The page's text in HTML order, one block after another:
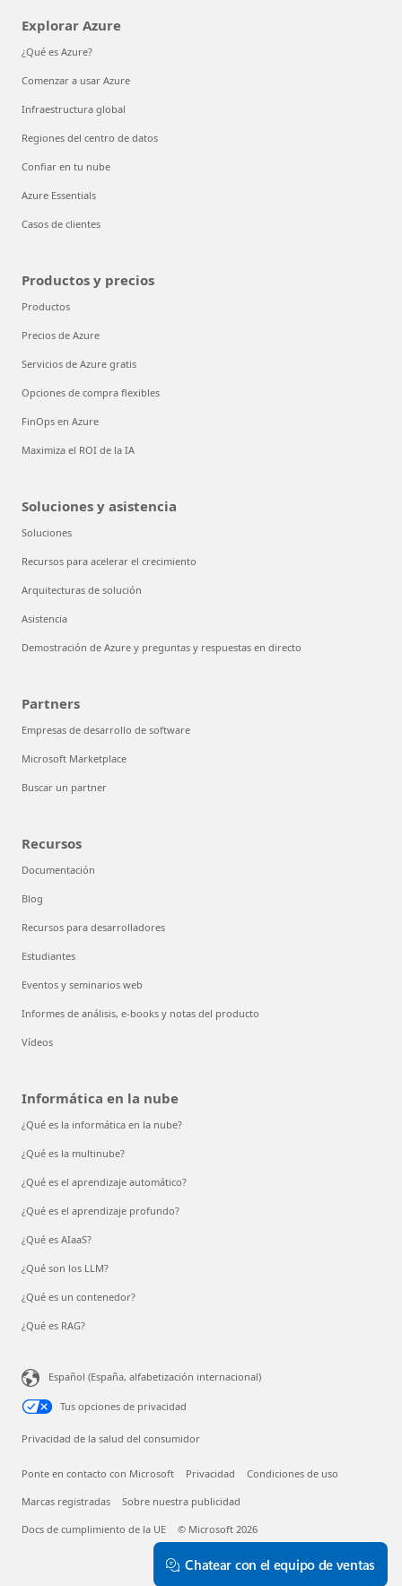
Explorar Azure
¿Qué es Azure?
Comenzar a usar Azure
Infraestructura global
Regiones del centro de datos
Confiar en tu nube
Azure Essentials
Casos de clientes
Productos y precios
Productos
Precios de Azure
Servicios de Azure gratis
Opciones de compra flexibles
FinOps en Azure
Maximiza el ROI de la IA
Soluciones y asistencia
Soluciones
Recursos para acelerar el crecimiento
Arquitecturas de solución
Asistencia
Demostración de Azure y preguntas y respuestas en directo
Partners
Empresas de desarrollo de software
Microsoft Marketplace
Buscar un partner
Recursos
Documentación
Blog
Recursos para desarrolladores
Estudiantes
Eventos y seminarios web
Informes de análisis, e-books y notas del producto
Vídeos
Informática en la nube
¿Qué es la informática en la nube?
¿Qué es la multinube?
¿Qué es el aprendizaje automático?
¿Qué es el aprendizaje profundo?
¿Qué es AIaaS?
¿Qué son los LLM?
¿Qué es un contenedor?
¿Qué es RAG?
Español (España, alfabetización internacional)
Tus opciones de privacidad
Privacidad de la salud del consumidor
Ponte en contacto con Microsoft Privacidad Condiciones de uso
Marcas registradas Sobre nuestra publicidad
Docs de cumplimiento de la UE © Microsoft 2026
Chatear con el equipo de ventas